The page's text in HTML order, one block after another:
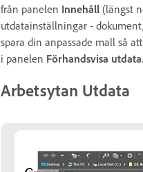
från panelen Innehåll (längst
utdatainställningar -
spara din anpassade mall så
i panelen Förhandsvisa utdata
Arbetsytan Utdata